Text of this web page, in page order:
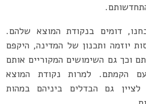
דומים בנקודת המוצא שלהם.
יוזמה ותכנון של המדינה, היקפם
וכך גם השימושים המקוריים אותם
הקמתם. למרות נקודת המוצא
לציין גם הבדלים ביניהם במהות